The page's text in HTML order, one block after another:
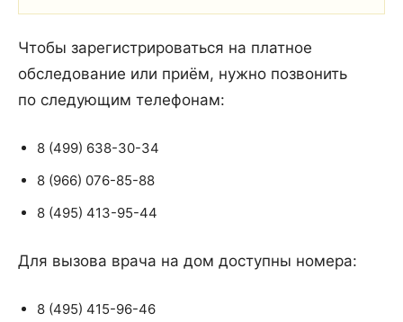
Чтобы зарегистрироваться на платное
обследование или приём, нужно позвонить
по следующим телефонам:
8 (499) 638-30-34
8 (966) 076-85-88
8 (495) 413-95-44
Для вызова врача на дом доступны номера:
8 (495) 415-96-46